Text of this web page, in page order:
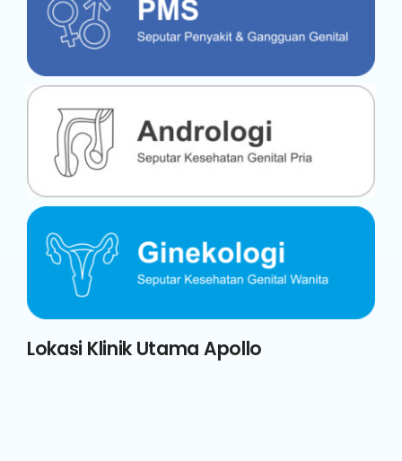
Lokasi Klinik Utama Apollo